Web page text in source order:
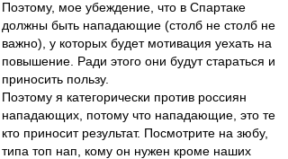
Поэтому, мое убеждение, что в Спартаке
должны быть нападающие (столб не столб не
важно), у которых будет мотивация уехать на
повышение. Ради этого они будут стараться и
приносить пользу.
Поэтому я категорически против россиян
нападающих, потому что нападающие, это те
кто приносит результат. Посмотрите на зюбу,
типа топ нап, кому он нужен кроме наших